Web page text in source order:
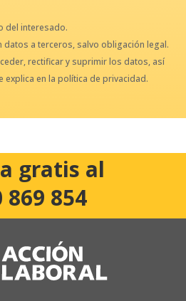
del interesado.
datos a terceros, salvo obligación legal.
rectificar y suprimir los datos, así
en la política de privacidad.
gratis al
869 854